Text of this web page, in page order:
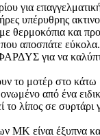
για
υπέρυθρης
θερμοκόπια και
αποσπάτε εύκολα.
για να
το μοτέρ στο κάτω
από ένα
το λίπος σε συρτάρι
ΜΚ είναι έξυπνα